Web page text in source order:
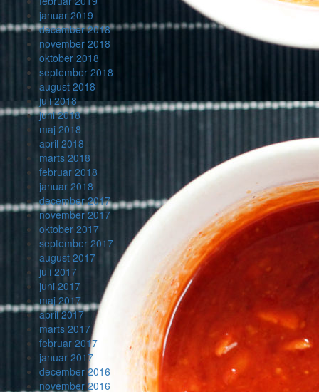
januar 2019
december 2018
november 2018
oktober 2018
september 2018
august 2018
juli 2018
juni 2018
maj 2018
april 2018
marts 2018
februar 2018
januar 2018
december 2017
november 2017
oktober 2017
september 2017
august 2017
juli 2017
juni 2017
maj 2017
april 2017
marts 2017
februar 2017
januar 2017
december 2016
november 2016